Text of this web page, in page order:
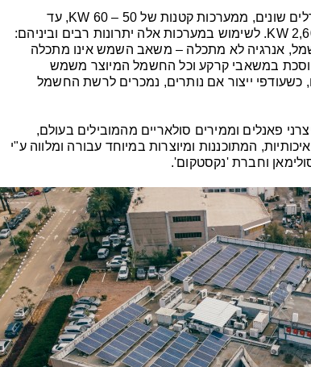
בימים אלה החלה הקמתן של 8 מערכות בגדלים שונים, ממערכות קטנות של 50 – 60 KW, עד
מערכות גדולות של כ- 630KW ובסה"כ כ-2,600 KW. לשימוש במערכות אלה יתרונות רבים וביניהם:
אנרגיה לא מתכלה – משאב השמש אינו מתכלה
במשאבי קרקע וכל החשמל המיוצר משמש
כשעודפי ייצור אם נותרים, נמכרים לרשת החשמל
פאנלים וממירים סולאריים מהמובילים בעולם,
המתוכננות ומיוצרות במיוחד עבורה ומלווה ע"י
וחברת 'נקסטקום'.